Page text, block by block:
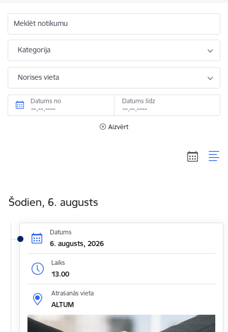
Meklēt notikumu
Kategorija
Norises vieta
Datums no Datums līdz
Aizvērt
Šodien, 6. augusts
Datums
6. augusts, 2026
Laiks
13.00
Atrašanās vieta
ALTUM